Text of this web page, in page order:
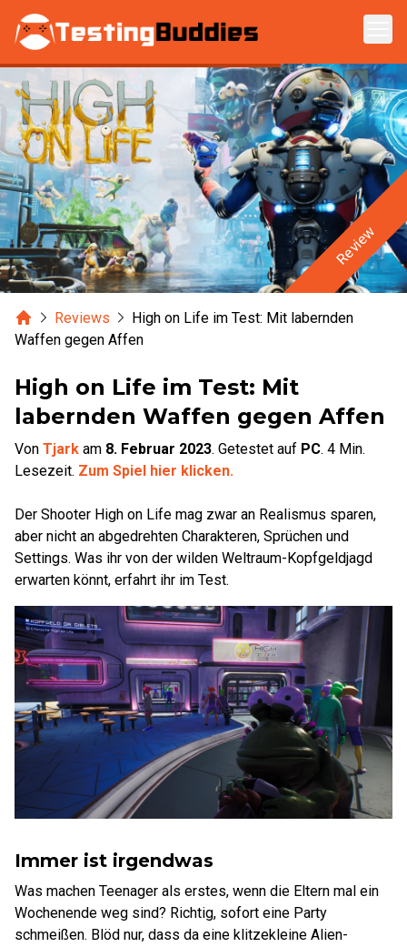
Zum Hauptinhalt springen
Review
HomeReviews
High on Life im Test: Mit labernden
Waffen gegen Affen
High on Life im Test: Mit
labernden Waffen gegen Affen
Von Tjark am 8. Februar 2023. Getestet auf PC. 4 Min.
Lesezeit. Zum Spiel hier klicken.
Der Shooter High on Life mag zwar an Realismus sparen,
aber nicht an abgedrehten Charakteren, Sprüchen und
Settings. Was ihr von der wilden Weltraum-Kopfgeldjagd
erwarten könnt, erfahrt ihr im Test.
Immer ist irgendwas
Was machen Teenager als erstes, wenn die Eltern mal ein
Wochenende weg sind? Richtig, sofort eine Party
schmeißen. Blöd nur, dass da eine klitzekleine Alien-